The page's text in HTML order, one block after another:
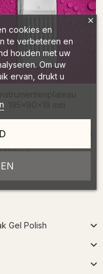
TVAC DÉTAILS→
Gel Polish
cookies en
te verbeteren en
houden met uw
Om uw
ervan, drukt u